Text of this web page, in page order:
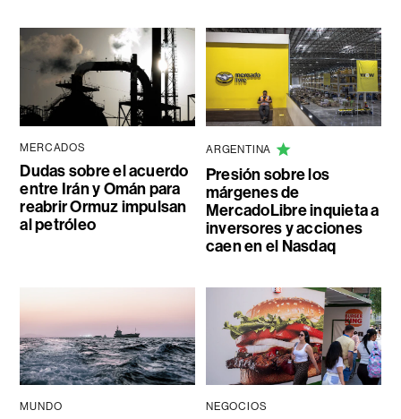
MERCADOS
Dudas sobre el acuerdo
entre Irán y Omán para
reabrir Ormuz impulsan
al petróleo
ARGENTINA
Presión sobre los
márgenes de
MercadoLibre inquieta a
inversores y acciones
caen en el Nasdaq
MUNDO NEGOCIOS